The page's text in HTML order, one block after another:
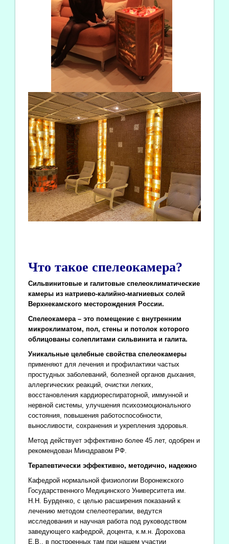
Что такое спелеокамера?
Сильвинитовые и галитовые спелеоклиматические
камеры из натриево-калийно-магниевых солей
Верхнекамского месторождения России.
Спелеокамера – это помещение с внутренним
микроклиматом, пол, стены и потолок которого
облицованы солеплитами сильвинита и галита.
Уникальные целебные свойства спелеокамеры
применяют для лечения и профилактики частых
простудных заболеваний, болезней органов дыхания,
аллергических реакций, очистки легких,
восстановления кардиореспираторной, иммунной и
нервной системы, улучшения психоэмоционального
состояния, повышения работоспособности,
выносливости, сохранения и укрепления здоровья.
Метод действует эффективно более 45 лет, одобрен и
рекомендован Минздравом РФ.
Терапевтически эффективно, методично, надежно
Кафедрой нормальной физиологии Воронежского
Государственного Медицинского Университета им.
Н.Н. Бурденко, с целью расширения показаний к
лечению методом спелеотерапии, ведутся
исследования и научная работа под руководством
заведующего кафедрой, доцента, к.м.н. Дорохова
Е.В., в построенных там при нашем участии